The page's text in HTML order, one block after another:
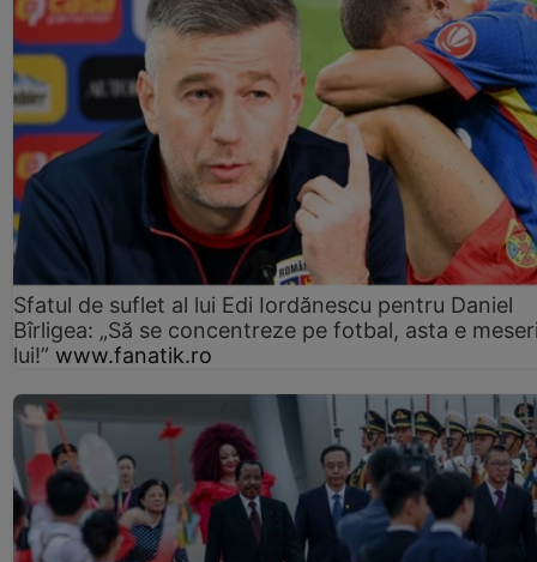
Sfatul de suflet al lui Edi Iordănescu pentru Daniel
Bîrligea: „Să se concentreze pe fotbal, asta e
lui!” www.fanatik.ro